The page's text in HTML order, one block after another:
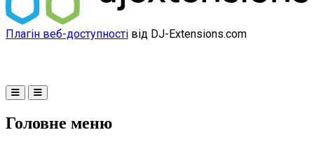
Плагін веб-доступності від DJ-Extensions.com
Головне меню